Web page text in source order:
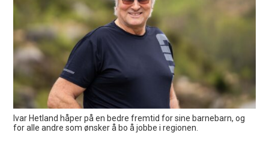
Ivar Hetland håper på en bedre fremtid for sine barnebarn, og
for alle andre som ønsker å bo å jobbe i regionen.